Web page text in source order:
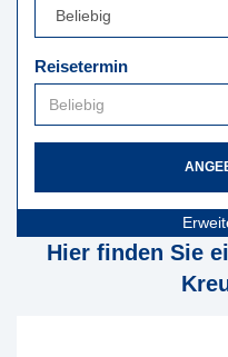
Reisetermin
Hier finden Sie